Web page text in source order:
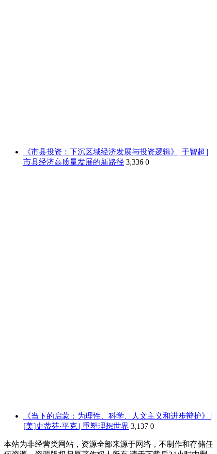
《市县投资：下沉区域经济发展与投资逻辑》| 于智超 |
市县经济高质量发展的新路径 3,336 0
《当下的启蒙：为理性、科学、人文主义和进步辩护》 |
[美]史蒂芬·平克 | 重塑理想世界 3,137 0
本站为非经营类网站，资源全部来源于网络，不制作和存储任